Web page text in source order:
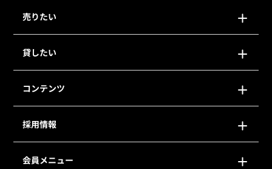
売りたい
貸したい
コンテンツ
採用情報
会員メニュー